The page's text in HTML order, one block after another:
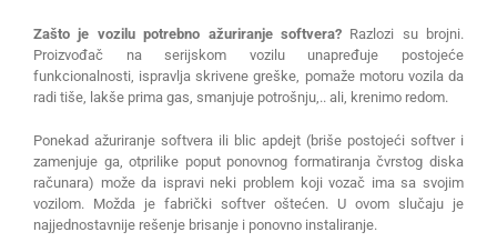
Zašto je vozilu potrebno ažuriranje softvera?Razlozi su brojni.
Proizvođač na serijskom vozilu unapređuje postojeće
funkcionalnosti, ispravlja skrivene greške, pomaže motoru vozila da
radi tiše, lakše prima gas, smanjuje potrošnju,.. ali, krenimo redom.
Ponekad ažuriranje softvera ili blic apdejt (briše postojeći softver i
zamenjuje ga, otprilike poput ponovnog formatiranja čvrstog diska
računara) može da ispravi neki problem koji vozač ima sa svojim
vozilom. Možda je fabrički softver oštećen. U ovom slučaju je
najjednostavnije rešenje brisanje i ponovno instaliranje.